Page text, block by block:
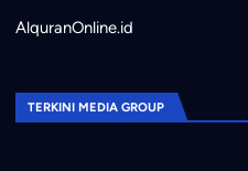
AlquranOnline.id
TERKINI MEDIA GROUP